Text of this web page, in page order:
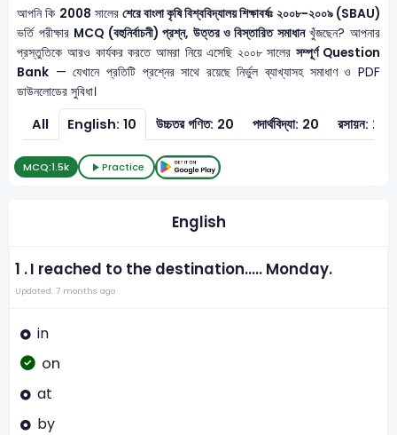
আপনি কি 2008 সালের শেরে বাংলা কৃষি বিশ্ববিদ্যালয় শিক্ষাবর্ষঃ ২০০৮-২০০৯ (SBAU)
ভর্তি পরীক্ষার MCQ (বহুনির্বাচনী) প্রশ্ন, উত্তর ও বিস্তারিত সমাধানখুঁজছেন? আপনার
প্রস্তুতিকে আরও কার্যকর করতে আমরা নিয়ে এসেছি ২০০৮ সালেরসম্পূর্ণ Question
Bank — যেখানে প্রতিটি প্রশ্নের সাথে রয়েছে নির্ভুল ব্যাখ্যাসহ সমাধাণ ও PDF
ডাউনলোডের সুবিধা।
All English: 10 উচ্চতর গণিত: 20 পদার্থবিদ্যা: 20 রসায়ন: 20
MCQ:1.5k Practice
English
1 .I reached to the destination..... Monday.
Updated: 7 months ago
in
on
at
by